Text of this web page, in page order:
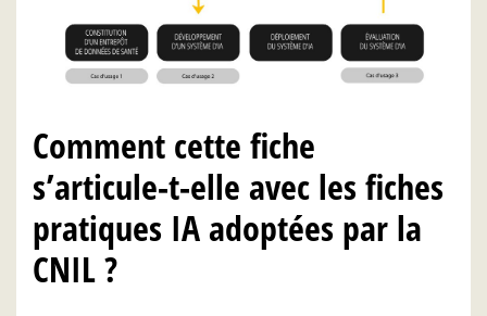
Comment cette fiche
s’articule-t-elle avec les fiches
pratiques IA adoptées par la
CNIL ?